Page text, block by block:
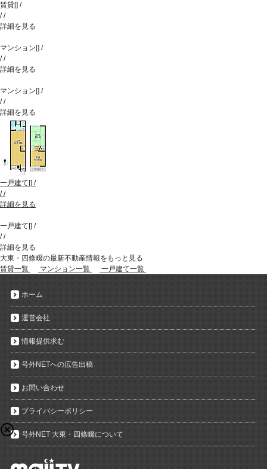
賃貸[] /
//
詳細を見る
マンション [] /
//
詳細を見る
マンション [] /
//
詳細を見る
一戸建て [] /
//
詳細を見る
一戸建て [] /
//
詳細を見る
大東・四條畷の最新不動産情報をもっと見る
賃貸一覧
マンション一覧 一戸建て一覧
ホーム
運営会社
情報提供求む
号外NETへの広告出稿
お問い合わせ
プライバシーポリシー
号外NET 大東・四條畷について